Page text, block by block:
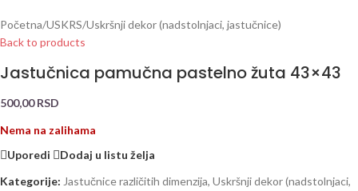
Početna/USKRS/Uskršnji dekor (nadstolnjaci, jastučnice)
Back to products
Jastučnica pamučna pastelno žuta 43×43
500,00RSD
Nema na zalihama
Uporedi
Dodaj u listu želja
Kategorije: Jastučnice različitih dimenzija, Uskršnji dekor (nadstolnjaci,